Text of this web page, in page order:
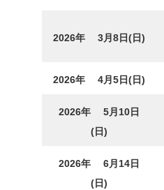
2026年 3月8日(日)
2026年 4月5日(日)
2026年 5月10日
(日)
2026年 6月14日
(日)